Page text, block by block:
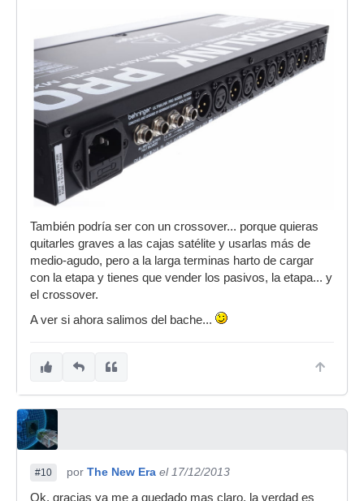
También podría ser con un crossover... porque quieras
quitarles graves a las cajas satélite y usarlas más de
medio-agudo, pero a la larga terminas harto de cargar
con la etapa y tienes que vender los pasivos, la etapa... y
el crossover.
A ver si ahora salimos del bache...
#10 por The New Era el 17/12/2013
Ok, gracias ya me a quedado mas claro, la verdad es